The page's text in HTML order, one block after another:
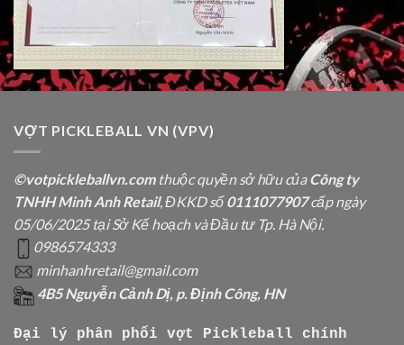
VỢT PICKLEBALL VN (VPV)
©votpickleballvn.comthuộc quyền sở hữu củaCông ty
TNHH Minh Anh Retail, ĐKKD số0111077907cấp ngày
05/06/2025 tại Sở Kế hoạch và Đầu tư Tp. Hà Nội.
0986574333
minhanhretail@gmail.com
4B5 Nguyễn Cảnh Dị, p. Định Công, HN
Đại lý phân phối vợt Pickleball chính